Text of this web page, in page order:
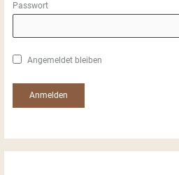
Passwort
Angemeldet bleiben